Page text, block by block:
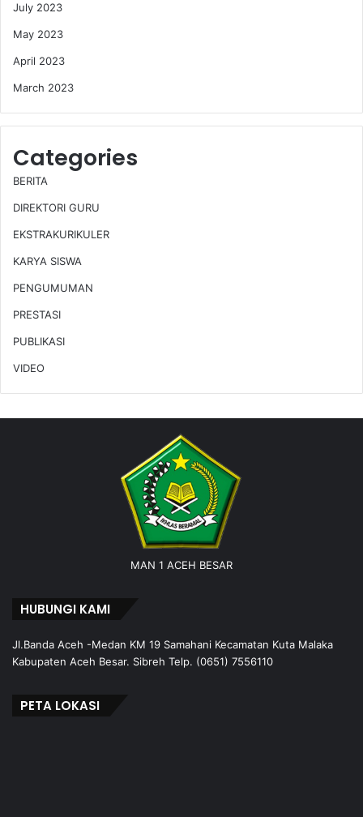
July 2023
May 2023
April 2023
March 2023
Categories
BERITA
DIREKTORI GURU
EKSTRAKURIKULER
KARYA SISWA
PENGUMUMAN
PRESTASI
PUBLIKASI
VIDEO
MAN 1 ACEH BESAR
HUBUNGI KAMI
Jl.Banda Aceh -Medan KM 19 Samahani Kecamatan Kuta Malaka
Kabupaten Aceh Besar. Sibreh Telp. (0651) 7556110
PETA LOKASI